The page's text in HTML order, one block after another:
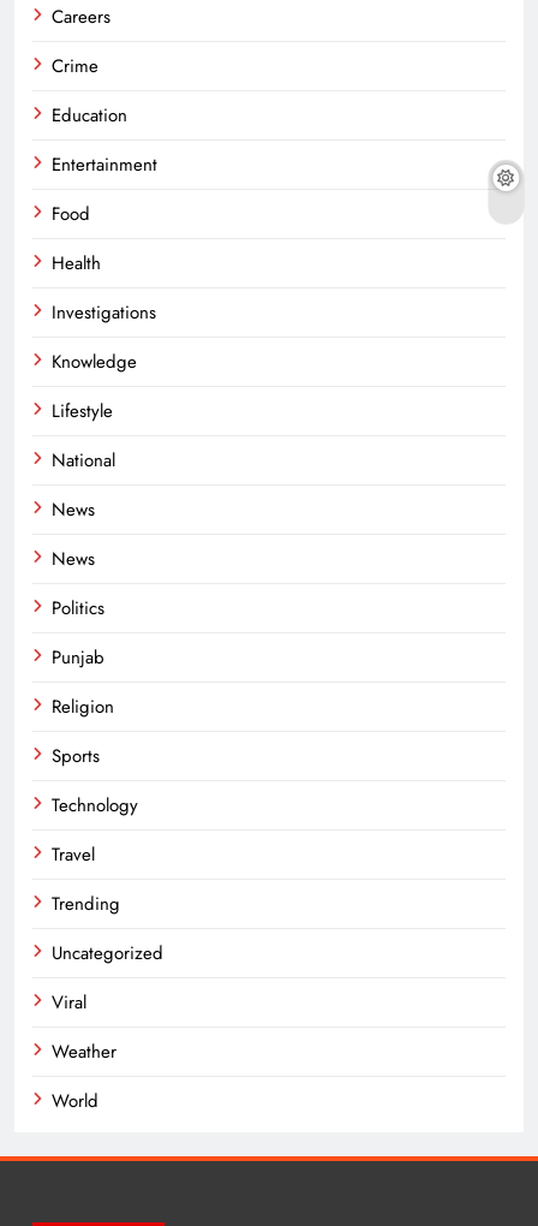
Careers
Crime
Education
Entertainment
Food
Health
Investigations
Knowledge
Lifestyle
National
News
News
Politics
Punjab
Religion
Sports
Technology
Travel
Trending
Uncategorized
Viral
Weather
World